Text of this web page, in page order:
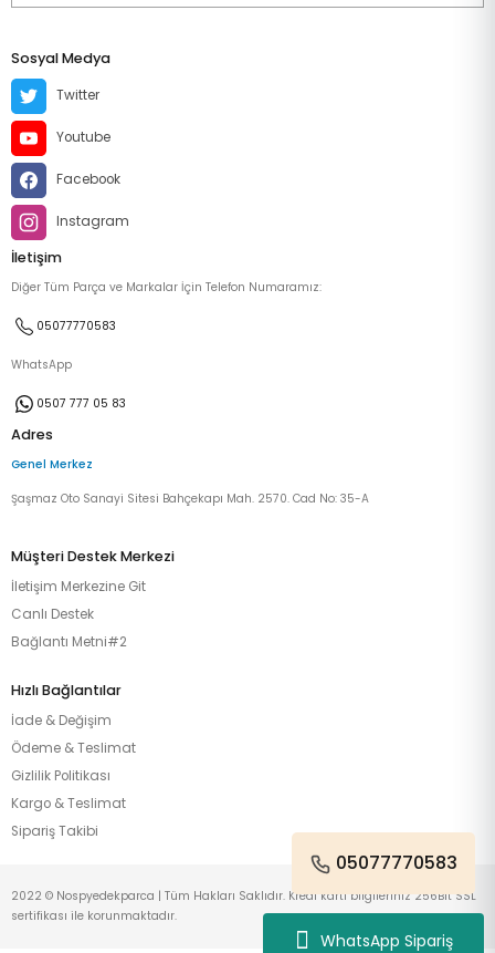
WhatsApp Sipariş
Sosyal Medya
Twitter
Youtube
Facebook
Instagram
İletişim
Diğer Tüm Parça ve Markalar İçin Telefon Numaramız:
05077770583
WhatsApp
0507 777 05 83
Adres
Genel Merkez
Şaşmaz Oto Sanayi Sitesi Bahçekapı Mah. 2570. Cad No: 35-A
Müşteri Destek Merkezi
İletişim Merkezine Git
Canlı Destek
Bağlantı Metni#2
Hızlı Bağlantılar
İade & Değişim
Ödeme & Teslimat
Gizlilik Politikası
Kargo & Teslimat
Sipariş Takibi
05077770583
2022 © Nospyedekparca | Tüm Hakları Saklıdır. Kredi kartı bilgileriniz 256Bit SSL
sertifikası ile korunmaktadır.